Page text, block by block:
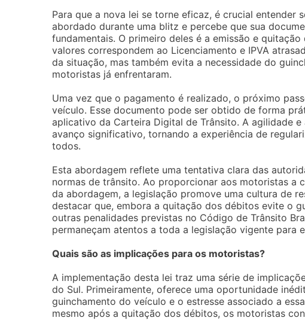
Para que a nova lei se torne eficaz, é crucial entender
abordado durante uma blitz e percebe que sua
fundamentais. O primeiro deles é a emissão e
valores correspondem ao Licenciamento e IPVA
da situação, mas também evita a necessidade do
motoristas já enfrentaram.
Uma vez que o pagamento é realizado, o próximo
veículo. Esse documento pode ser obtido de forma
aplicativo da Carteira Digital de Trânsito. A agilidade
avanço significativo, tornando a experiência de
todos.
Esta abordagem reflete uma tentativa clara das
normas de trânsito. Ao proporcionar aos motoristas a
da abordagem, a legislação promove uma cultura de
destacar que, embora a quitação dos débitos evite o
outras penalidades previstas no Código de Trânsito
permaneçam atentos a toda a legislação vigente para
Quais são as implicações para os motoristas?
A implementação desta lei traz uma série de
do Sul. Primeiramente, oferece uma oportunidade
guinchamento do veículo e o estresse associado a
mesmo após a quitação dos débitos, os motoristas